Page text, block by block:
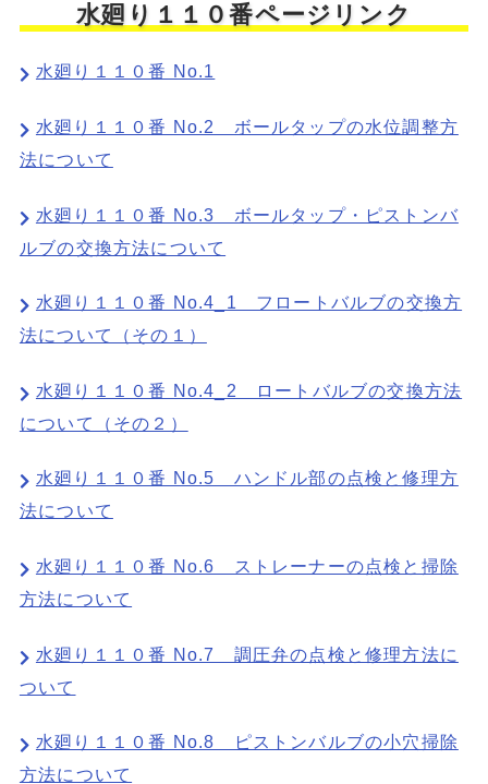
水廻り１１０番ページリンク
水廻り１１０番 No.1
水廻り１１０番 No.2 ボールタップの水位調整方
法について
水廻り１１０番 No.3 ボールタップ・ピストンバ
ルブの交換方法について
水廻り１１０番 No.4_1 フロートバルブの交換方
法について（その１）
水廻り１１０番 No.4_2 ロートバルブの交換方法
について（その２）
水廻り１１０番 No.5 ハンドル部の点検と修理方
法について
水廻り１１０番 No.6 ストレーナーの点検と掃除
方法について
水廻り１１０番 No.7 調圧弁の点検と修理方法に
ついて
水廻り１１０番 No.8 ピストンバルブの小穴掃除
方法について